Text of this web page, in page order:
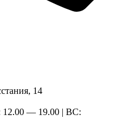
14
— 19.00 | ВС: